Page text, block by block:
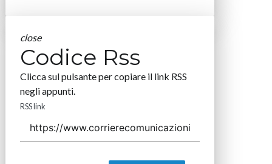
close
Codice Rss
Clicca sul pulsante per copiare il link RSS
negli appunti.
RSS link